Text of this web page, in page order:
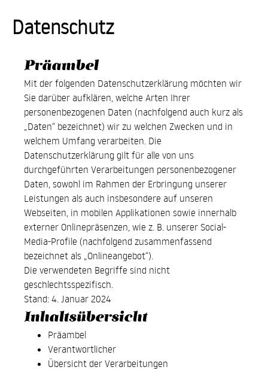
SkipDatenschutz
Präambel
Mit der folgenden Datenschutzerklärung möchten wir
Sie darüber aufklären, welche Arten Ihrer
personenbezogenen Daten (nachfolgend auch kurz als
„Daten“ bezeichnet) wir zu welchen Zwecken und in
welchem Umfang verarbeiten. Die
Datenschutzerklärung gilt für alle von uns
durchgeführten Verarbeitungen personenbezogener
Daten, sowohl im Rahmen der Erbringung unserer
Leistungen als auch insbesondere auf unseren
Webseiten, in mobilen Applikationen sowie innerhalb
externer Onlinepräsenzen, wie z. B. unserer Social-
Media-Profile (nachfolgend zusammenfassend
bezeichnet als „Onlineangebot“).
Die verwendeten Begriffe sind nicht
geschlechtsspezifisch.
Stand: 4. Januar 2024
Inhaltsübersicht
Präambel
Verantwortlicher
Übersicht der Verarbeitungen